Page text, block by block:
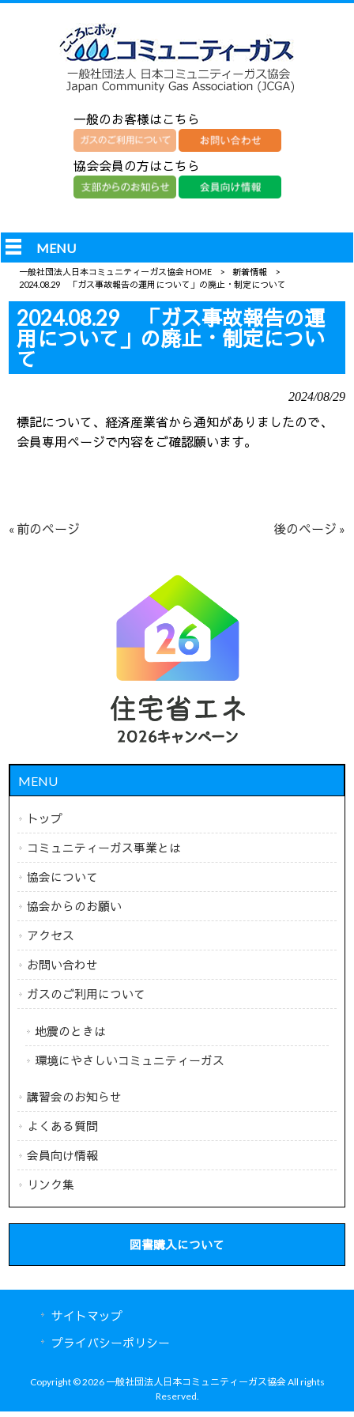
一般のお客様はこちら
協会会員の方はこちら
MENU
一般社団法人日本コミュニティーガス協会 HOME > 新着情報
>
2024.08.29 「ガス事故報告の運用について」の廃止・制定について
2024.08.29 「ガス事故報告の運
用について」の廃止・制定につい
て
2024/08/29
標記について、経済産業省から通知がありましたので、
会員専用ページで内容をご確認願います。
« 前のページ 後のページ »
MENU
トップ
コミュニティーガス事業とは
協会について
協会からのお願い
アクセス
お問い合わせ
ガスのご利用について
地震のときは
環境にやさしいコミュニティーガス
講習会のお知らせ
よくある質問
会員向け情報
リンク集
図書購入について
サイトマップ
プライバシーポリシー
Copyright © 2026 一般社団法人日本コミュニティーガス協会 All rights
Reserved.